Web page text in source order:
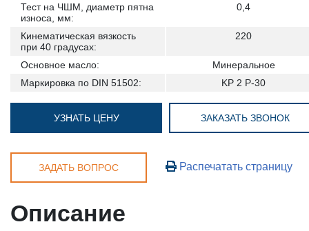
Тест на ЧШМ, диаметр пятна
износа, мм:
0,4
Кинематическая вязкость
при 40 градусах:
220
Основное масло:
Минеральное
Маркировка по DIN 51502:
KP 2 P-30
УЗНАТЬ ЦЕНУ ЗАКАЗАТЬ ЗВОНОК
ЗАДАТЬ ВОПРОС Распечатать страницу
Описание